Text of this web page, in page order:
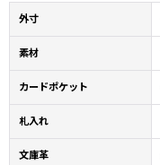
外寸
素材
カードポケット
札入れ
文庫革